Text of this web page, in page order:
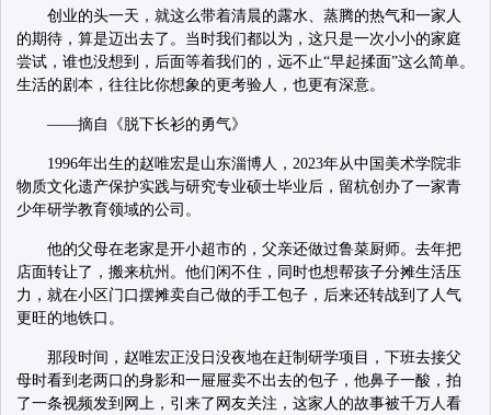
创业的头一天，就这么带着清晨的露水、蒸腾的热气和一家人
的期待，算是迈出去了。当时我们都以为，这只是一次小小的家庭
尝试，谁也没想到，后面等着我们的，远不止“早起揉面”这么简单。
生活的剧本，往往比你想象的更考验人，也更有深意。
——摘自《脱下长衫的勇气》
1996年出生的赵唯宏是山东淄博人，2023年从中国美术学院非
物质文化遗产保护实践与研究专业硕士毕业后，留杭创办了一家青
少年研学教育领域的公司。
他的父母在老家是开小超市的，父亲还做过鲁菜厨师。去年把
店面转让了，搬来杭州。他们闲不住，同时也想帮孩子分摊生活压
力，就在小区门口摆摊卖自己做的手工包子，后来还转战到了人气
更旺的地铁口。
那段时间，赵唯宏正没日没夜地在赶制研学项目，下班去接父
母时看到老两口的身影和一屉屉卖不出去的包子，他鼻子一酸，拍
了一条视频发到网上，引来了网友关注，这家人的故事被千万人看